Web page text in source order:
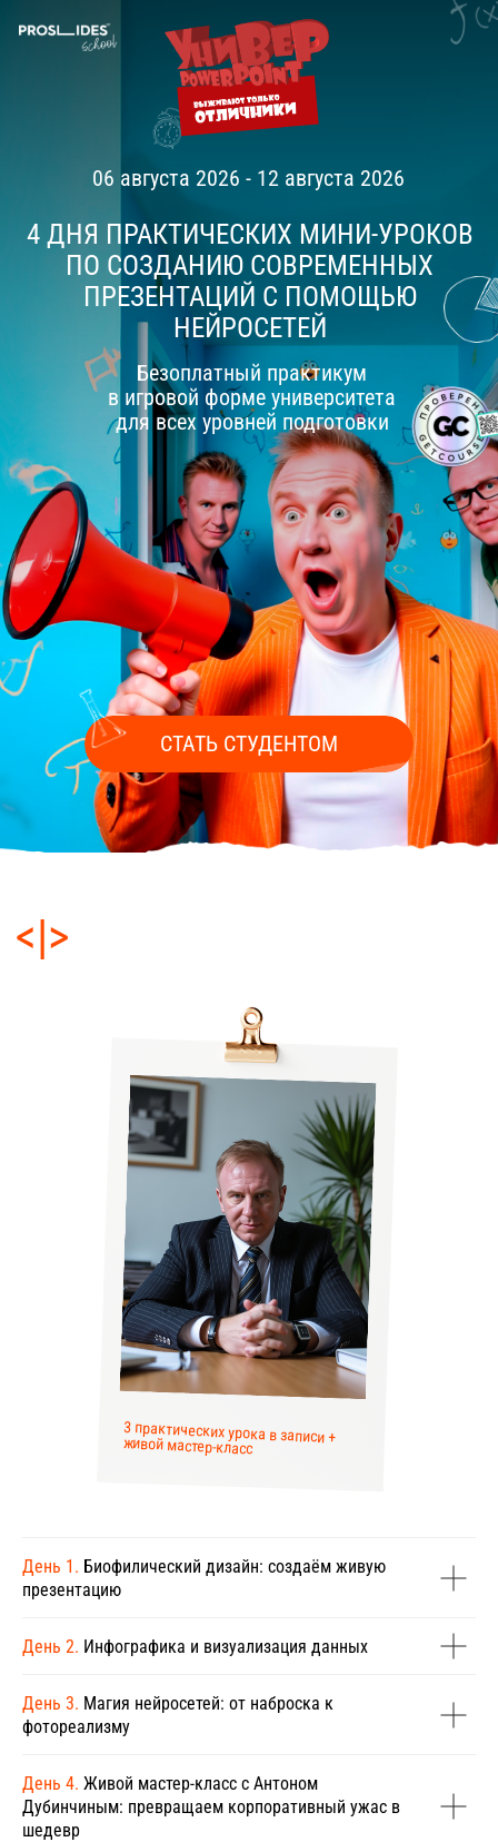
4 ДНЯ ПРАКТИЧЕСКИХ МИНИ-УРОКОВ
ПО СОЗДАНИЮ СОВРЕМЕННЫХ
НЕЙРОСЕТЕЙ
СТАТЬ СТУДЕНТОМ
Безоплатный практикум
в игровой форме университета
для всех уровней подготовки
06 августа 2026 - 12 августа 2026
<|>
3 практических урока в записи +
живой мастер-класс
День 1. Биофилический дизайн: создаём живую
презентацию
День 2. Инфографика и визуализация данных
День 3. Магия нейросетей: от наброска к
фотореализму
День 4. Живой мастер-класс с Антоном
Дубинчиным: превращаем корпоративный ужас в
шедевр
<|>
Новички без опыта — начнёте